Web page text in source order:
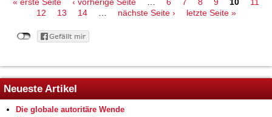
12
13 14 nächste Seite › letzte Seite »
Neueste Artikel
Die globale autoritäre Wende